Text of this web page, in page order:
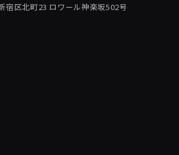
宿区北町23 ロワール神楽坂502号